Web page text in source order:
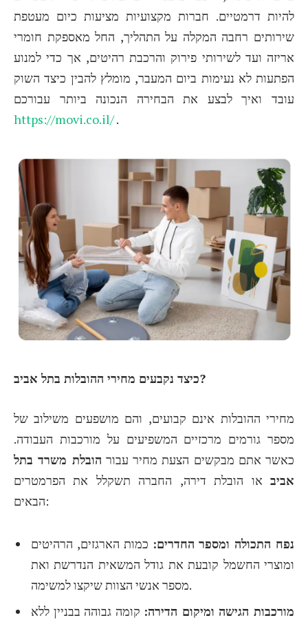
להיות דרמטיים. חברות מקצועיות מציעות כיום מעטפת
שירותים רחבה המקלה על התהליך, החל מאספקת חומרי
אריזה ועד לשירותי פירוק והרכבת רהיטים, אך כדי למנוע
הפתעות לא נעימות ביום המעבר, מומלץ להבין כיצד השוק
עובד ואיך לבצע את הבחירה הנכונה ביותר עבורכם
https://movi.co.il/.
כיצד נקבעים מחירי ההובלות בתל אביב?
מחירי ההובלות אינם קבועים, והם מושפעים משילוב של
מספר גורמים מרכזיים המשפיעים על מורכבות העבודה.
כאשר אתם מבקשים הצעת מחיר עבור הובלת משרד בתל
אביב או הובלת דירה, החברה תשקלל את הפרמטרים
הבאים:
נפח התכולה ומספר החדרים: כמות הארגזים, הרהיטים
ומוצרי החשמל קובעת את גודל המשאית הנדרשת ואת
מספר אנשי הצוות שיקצו למשימה.
מורכבות הגישה ומיקום הדירה: קומה גבוהה בבניין ללא